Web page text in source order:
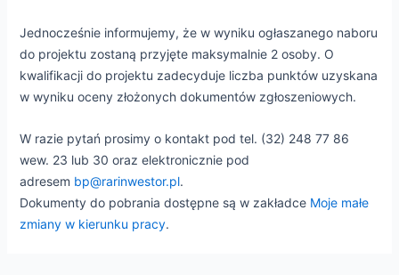
Jednocześnie informujemy, że w wyniku ogłaszanego naboru
do projektu zostaną przyjęte maksymalnie 2 osoby. O
kwalifikacji do projektu zadecyduje liczba punktów uzyskana
w wyniku oceny złożonych dokumentów zgłoszeniowych.
W razie pytań prosimy o kontakt pod tel. (32) 248 77 86
wew. 23 lub 30 oraz elektronicznie pod
adresem bp@rarinwestor.pl.
Dokumenty do pobrania dostępne są w zakładce Moje małe
zmiany w kierunku pracy.